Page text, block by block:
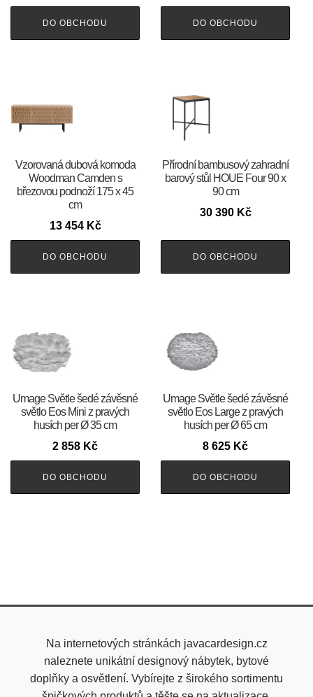
DO OBCHODU DO OBCHODU
Vzorovaná dubová komoda
Woodman Camden s
březovou podnoží 175 x 45
cm
13 454 Kč
DO OBCHODU
Přírodní bambusový zahradní
barový stůl HOUE Four 90 x
90 cm
30 390 Kč
DO OBCHODU
Umage Světle šedé závěsné
světlo Eos Mini z pravých
husích per Ø 35 cm
2 858 Kč
DO OBCHODU
Umage Světle šedé závěsné
světlo Eos Large z pravých
husích per Ø 65 cm
8 625 Kč
DO OBCHODU
Na internetových stránkách javacardesign.cz
naleznete unikátní designový nábytek, bytové
doplňky a osvětlení. Vybírejte z širokého sortimentu